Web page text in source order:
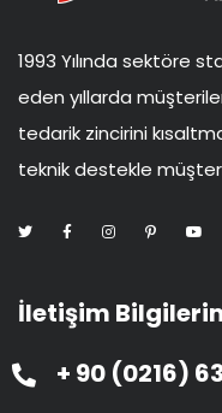
1993 Yılında sektöre
eden yıllarda
tedarik zincirini
teknik destekle
İletişim
+ 90 (0216)